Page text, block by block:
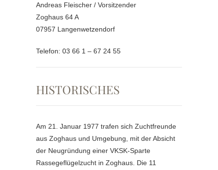
Andreas Fleischer / Vorsitzender
Zoghaus 64 A
07957 Langenwetzendorf
Telefon: 03 66 1 – 67 24 55
HISTORISCHES
Am 21. Januar 1977 trafen sich Zuchtfreunde
aus Zoghaus und Umgebung, mit der Absicht
der Neugründung einer VKSK-Sparte
Rassegeflügelzucht in Zoghaus. Die 11